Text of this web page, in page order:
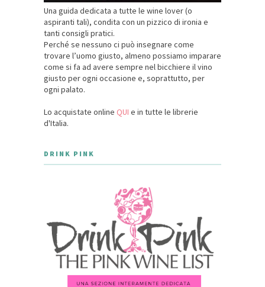
Una guida dedicata a tutte le wine lover (o
aspiranti tali), condita con un pizzico di ironia e
tanti consigli pratici.
Perché se nessuno ci può insegnare come
trovare l’uomo giusto, almeno possiamo imparare
come si fa ad avere sempre nel bicchiere il vino
giusto per ogni occasione e, soprattutto, per
ogni palato.
Lo acquistate online QUI e in tutte le librerie
d'Italia.
DRINK PINK